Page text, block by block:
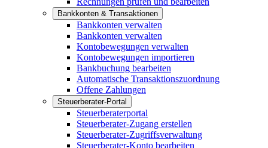
Bankkonten & Transaktionen
Bankkonten verwalten
Bankkonten verwalten
Kontobewegungen verwalten
Kontobewegungen importieren
Bankbuchung bearbeiten
Automatische Transaktionszuordnung
Offene Zahlungen
Steuerberater-Portal
Steuerberaterportal
Steuerberater-Zugang erstellen
Steuerberater-Zugriffsverwaltung
Steuerberater-Konto bearbeiten